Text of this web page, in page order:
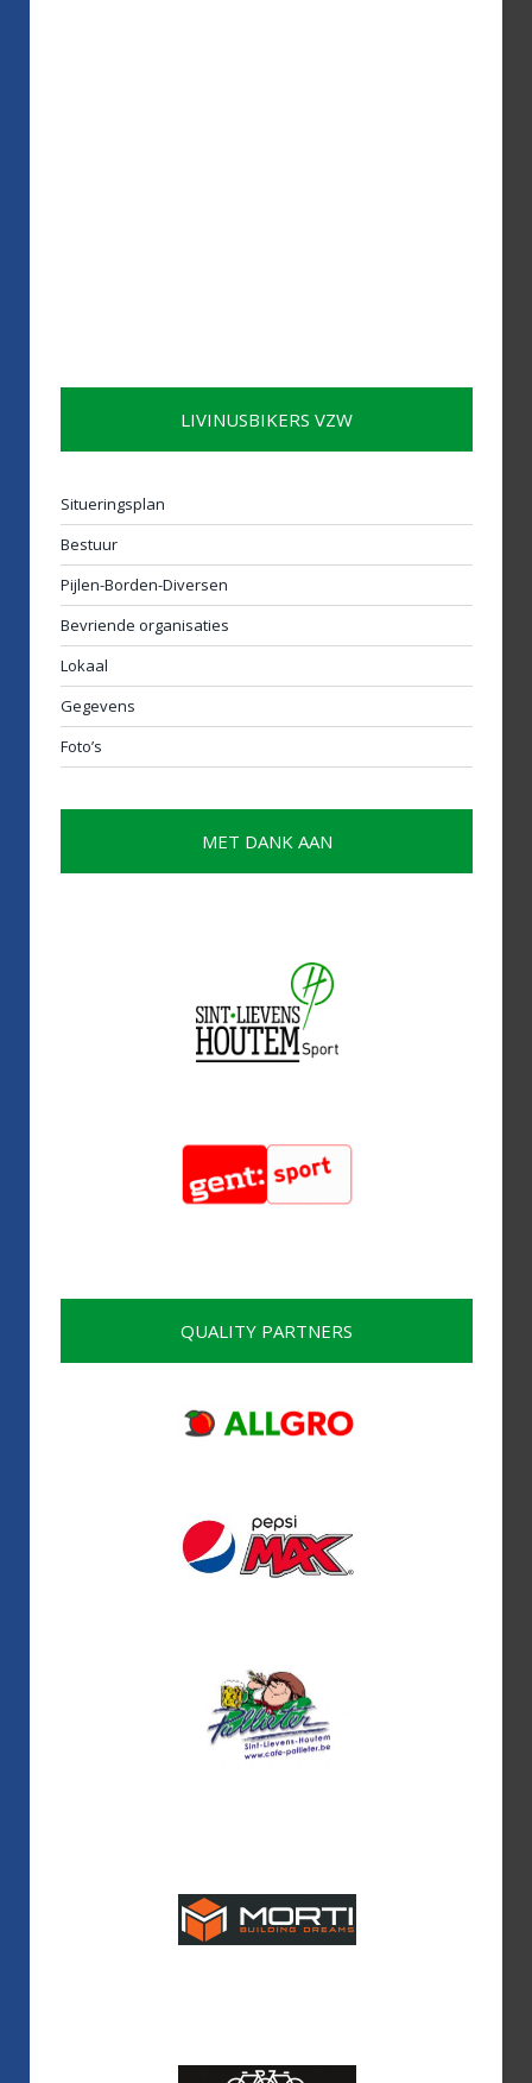
LIVINUSBIKERS VZW
Situeringsplan
Bestuur
Pijlen-Borden-Diversen
Bevriende organisaties
Lokaal
Gegevens
Foto’s
MET DANK AAN
QUALITY PARTNERS